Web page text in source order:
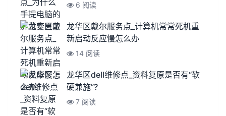
6 阅读
龙华区戴尔服务点_计算机常常死机重
新启动反应慢怎么办
14 阅读
龙华区dell维修点_资料复原是否有“软
硬兼施”?
7 阅读